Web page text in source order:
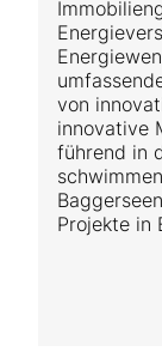
von
innovative
führend in
Projekte in